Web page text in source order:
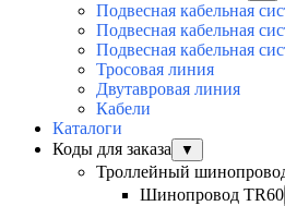
Подвесная кабельная
Подвесная кабельная
Подвесная кабельная
Тросовая линия
Двутавровая линия
Кабели
Каталоги
Коды для заказа
▼
Троллейный
Шинопровод TR60